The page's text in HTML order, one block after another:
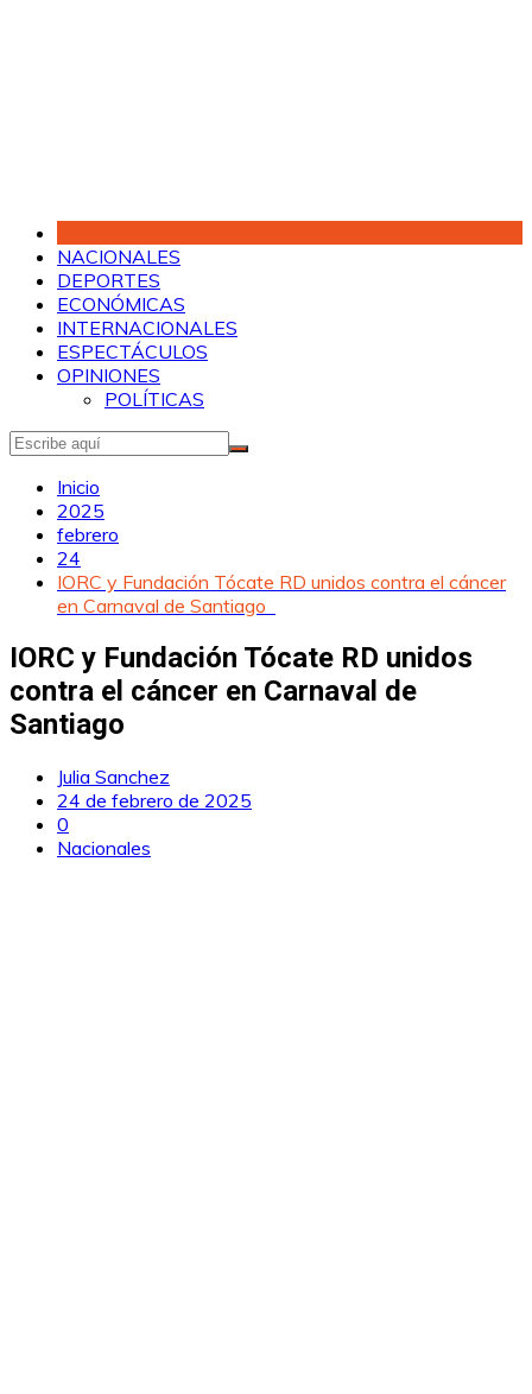
NACIONALES
DEPORTES
ECONÓMICAS
INTERNACIONALES
ESPECTÁCULOS
OPINIONES
POLÍTICAS
Inicio
2025
febrero
24
IORC y Fundación Tócate RD unidos contra el cáncer
en Carnaval de Santiago
IORC y Fundación Tócate RD unidos
contra el cáncer en Carnaval de
Santiago
Julia Sanchez
24 de febrero de 2025
0
Nacionales